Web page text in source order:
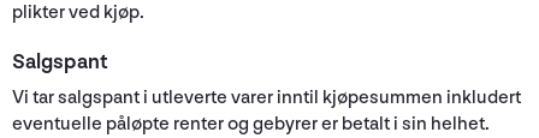
plikter ved kjøp.
Salgspant
Vi tar salgspant i utleverte varer inntil kjøpesummen inkludert
eventuelle påløpte renter og gebyrer er betalt i sin helhet.